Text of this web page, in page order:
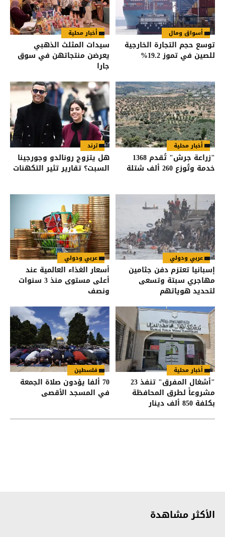
أسواق ومال
توسع حجم التجارة الخارجية
للصين في تموز 19.2%
أخبار محلية
سيدات المثلث الذهبي
يعرضن منتجاتهن في سوق
جارا
أخبار محلية
"زراعة جرش" تُقدم 1368
خدمة وتُوزع 260 ألف شتلة
ترند
هل يتزوج رونالدو وجورجينا
السبت؟ تقارير تثير التكهنات
عربي ودولي
إسبانيا تعتزم دفن جثامين
مهاجري سبتة وتسعى
لتحديد هوياتهم
عربي ودولي
أسعار الغذاء العالمية عند
أعلى مستوى منذ 3 سنوات
ونصف
أخبار محلية
"أشغال المفرق" تنفذ 23
مشروعاً لطرق المحافظة
بكلفة 850 ألف دينار
فلسطين
70 ألفا يؤدون صلاة الجمعة
في المسجد الأقصى
الأكثر مشاهدة